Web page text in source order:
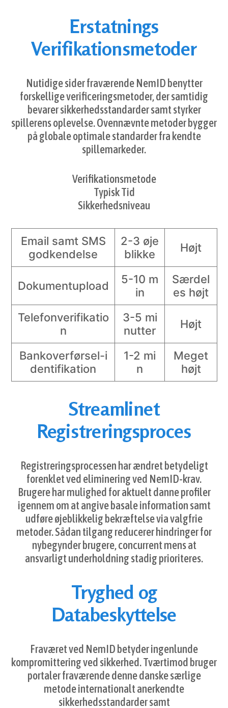
Erstatnings
Verifikationsmetoder
Nutidige sider fraværende NemID benytter
forskellige verificeringsmetoder, der samtidig
bevarer sikkerhedsstandarder samt styrker
spillerens oplevelse. Ovennævnte metoder bygger
på globale optimale standarder fra kendte
spillemarkeder.
Verifikationsmetode
Typisk Tid
Sikkerhedsniveau
Email samt SMS
godkendelse
2-3 øje
blikke
Højt
Dokumentupload
5-10 m
in
Særdel
es højt
Telefonverifikatio
n
3-5 mi
nutter
Højt
Bankoverførsel-i
dentifikation
1-2 mi
n
Meget
højt
Streamlinet
Registreringsproces
Registreringsprocessen har ændret betydeligt
forenklet ved eliminering ved NemID-krav.
Brugere har mulighed for aktuelt danne profiler
igennem om at angive basale information samt
udføre øjeblikkelig bekræftelse via valgfrie
metoder. Sådan tilgang reducerer hindringer for
nybegynder brugere, concurrent mens at
ansvarligt underholdning stadig prioriteres.
Tryghed og
Databeskyttelse
Fraværet ved NemID betyder ingenlunde
kompromittering ved sikkerhed. Tværtimod bruger
portaler fraværende denne danske særlige
metode internationalt anerkendte
sikkerhedsstandarder samt